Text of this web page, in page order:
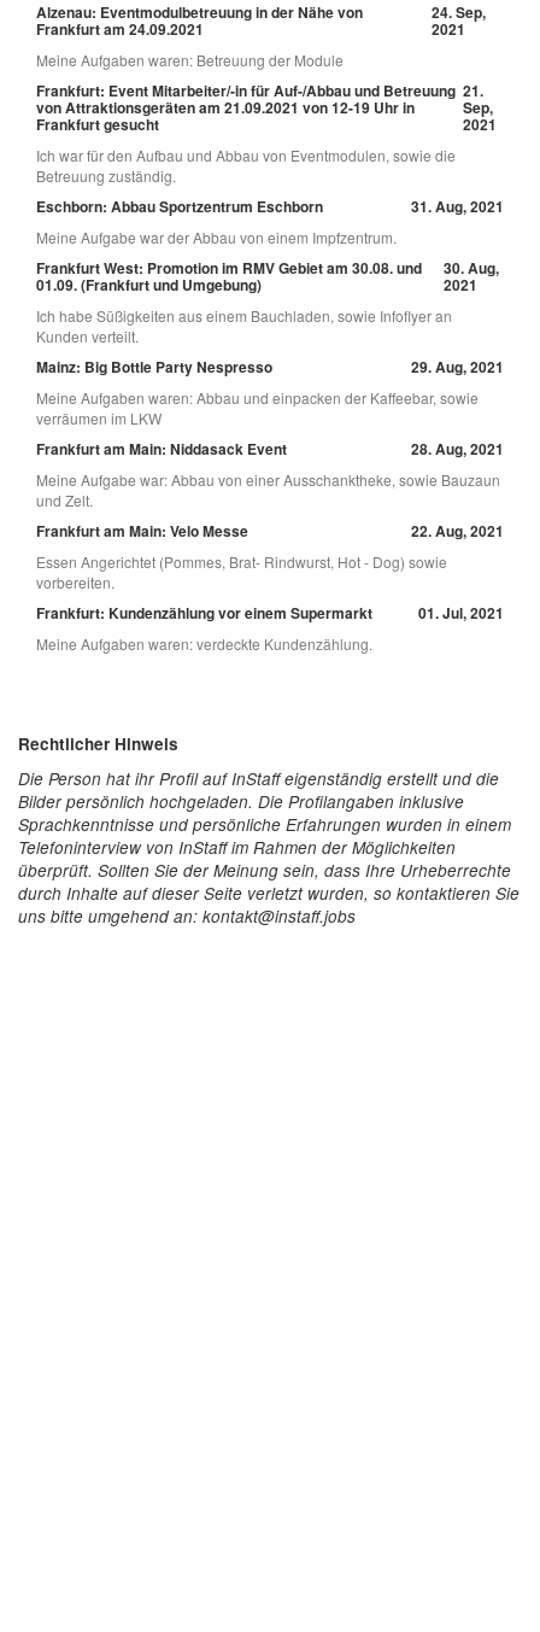
Alzenau: Eventmodulbetreuung in der Nähe von
Frankfurt am 24.09.2021
24. Sep,
2021
Meine Aufgaben waren: Betreuung der Module
Frankfurt: Event Mitarbeiter/-in für Auf-/Abbau und Betreuung
von Attraktionsgeräten am 21.09.2021 von 12-19 Uhr in
Frankfurt gesucht
21.
Sep,
2021
Ich war für den Aufbau und Abbau von Eventmodulen, sowie die
Betreuung zuständig.
Eschborn: Abbau Sportzentrum Eschborn 31. Aug, 2021
Meine Aufgabe war der Abbau von einem Impfzentrum.
Frankfurt West: Promotion im RMV Gebiet am 30.08. und
01.09. (Frankfurt und Umgebung)
30. Aug,
2021
Ich habe Süßigkeiten aus einem Bauchladen, sowie Infoflyer an
Kunden verteilt.
Mainz: Big Bottle Party Nespresso 29. Aug, 2021
Meine Aufgaben waren: Abbau und einpacken der Kaffeebar, sowie
verräumen im LKW
Frankfurt am Main: Niddasack Event 28. Aug, 2021
Meine Aufgabe war: Abbau von einer Ausschanktheke, sowie Bauzaun
und Zelt.
Frankfurt am Main: Velo Messe 22. Aug, 2021
Essen Angerichtet (Pommes, Brat- Rindwurst, Hot - Dog) sowie
vorbereiten.
Frankfurt: Kundenzählung vor einem Supermarkt 01. Jul, 2021
Meine Aufgaben waren: verdeckte Kundenzählung.
Rechtlicher Hinweis
Die Person hat ihr Profil auf InStaff eigenständig erstellt und die
Bilder persönlich hochgeladen. Die Profilangaben inklusive
Sprachkenntnisse und persönliche Erfahrungen wurden in einem
Telefoninterview von InStaff im Rahmen der Möglichkeiten
überprüft. Sollten Sie der Meinung sein, dass Ihre Urheberrechte
durch Inhalte auf dieser Seite verletzt wurden, so kontaktieren Sie
uns bitte umgehend an: kontakt@instaff.jobs